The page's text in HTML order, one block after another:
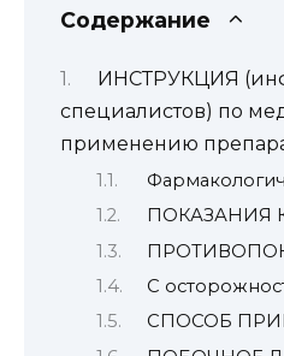
Содержание
ИНСТРУКЦИЯ
специалистов) по
применению
ПОКАЗАНИЯ
С
СПОСОБ